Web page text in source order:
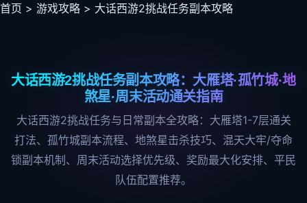
首页 > 游戏攻略 > 大话西游2挑战任务副本攻略
大话西游2挑战任务副本攻略：大雁塔·孤竹城·地
煞星·周末活动通关指南
大话西游2挑战任务与日常副本全攻略：大雁塔1-7层通关
打法、孤竹城副本流程、地煞星击杀技巧、混天大牢/夺命
锁副本机制、周末活动选择优先级、奖励最大化安排、平民
队伍配置推荐。